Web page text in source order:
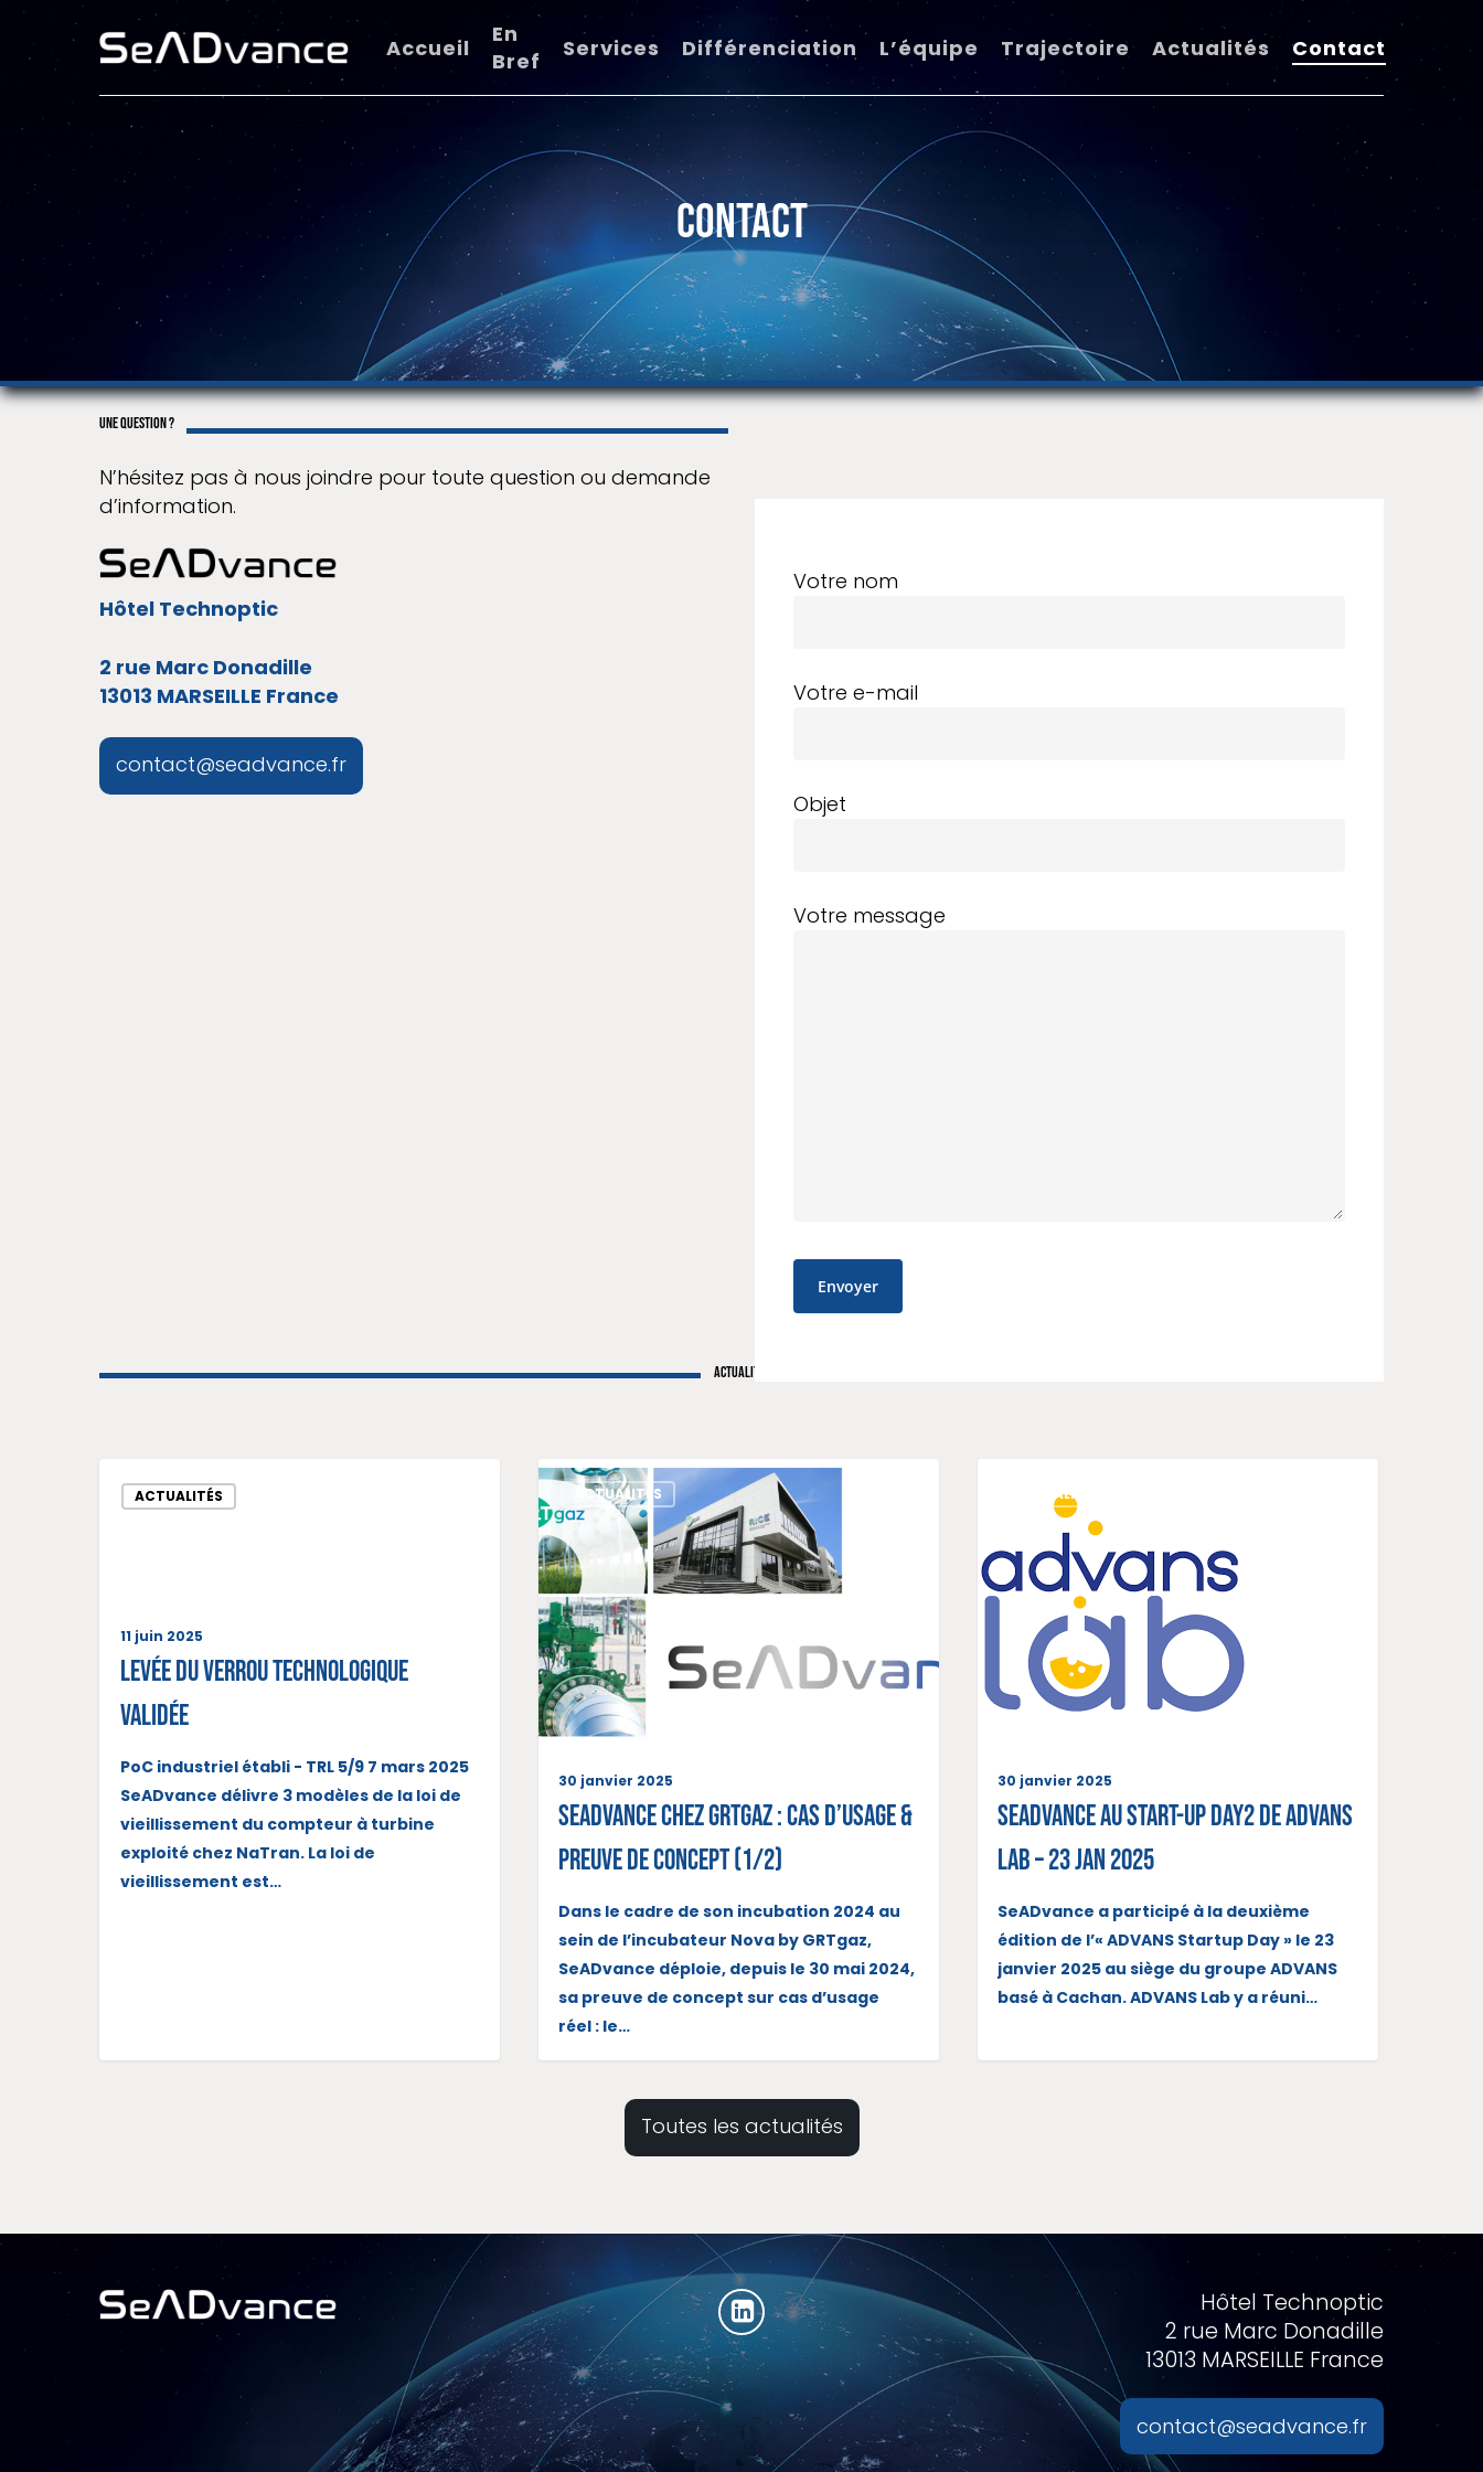
Skip
Accueil
En
Bref
Services Différenciation L’équipe Trajectoire Actualités Contact
CONTACT
UNE QUESTION ?
N’hésitez pas à nous joindre pour toute question ou demande
d’information.
Hôtel Technoptic
2 rue Marc Donadille
13013 MARSEILLE France
contact@seadvance.fr
Votre nom
Votre e-mail
Objet
Votre message
ACTUALITÉS
ACTUALITÉS
11 juin 2025
Levée du verrou technologique
validée
PoC industriel établi - TRL 5/9 7 mars 2025
SeADvance délivre 3 modèles de la loi de
vieillissement du compteur à turbine
exploité chez NaTran. La loi de
vieillissement est…
ACTUALITÉS
30 janvier 2025
SeADvance chez GRTgaz : Cas d’usage &
Preuve de concept (1/2)
Dans le cadre de son incubation 2024 au
sein de l’incubateur Nova by GRTgaz,
SeADvance déploie, depuis le 30 mai 2024,
sa preuve de concept sur cas d’usage
réel : le…
ACTUALITÉS
30 janvier 2025
SeADvance au Start-up Day2 de ADVANS
Lab – 23 jan 2025
SeADvance a participé à la deuxième
édition de l’« ADVANS Startup Day » le 23
janvier 2025 au siège du groupe ADVANS
basé à Cachan. ADVANS Lab y a réuni…
Toutes les actualités
Hôtel Technoptic
2 rue Marc Donadille
13013 MARSEILLE France
contact@seadvance.fr